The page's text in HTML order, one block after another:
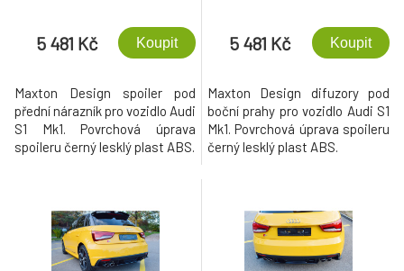
5 481 Kč Koupit
Maxton Design spoiler pod
přední nárazník pro vozidlo Audi
S1 Mk1. Povrchová úprava
spoileru černý lesklý plast ABS.
5 481 Kč Koupit
Maxton Design difuzory pod
boční prahy pro vozidlo Audi S1
Mk1. Povrchová úprava spoileru
černý lesklý plast ABS.